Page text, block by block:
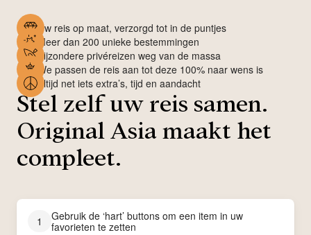
Uw reis op maat, verzorgd tot in de puntjes
Meer dan 200 unieke bestemmingen
Bijzondere privéreizen weg van de massa
We passen de reis aan tot deze 100% naar wens is
Altijd net iets extra’s, tijd en aandacht
Stel zelf uw reis samen.
Original Asia maakt het
compleet.
1
Gebruik de ‘hart’ buttons om een item in uw
favorieten te zetten